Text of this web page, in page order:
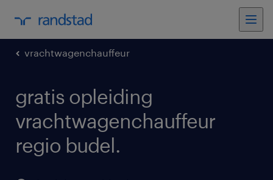
vrachtwagenchauffeur
gratis opleiding
vrachtwagenchauffeur
regio budel.